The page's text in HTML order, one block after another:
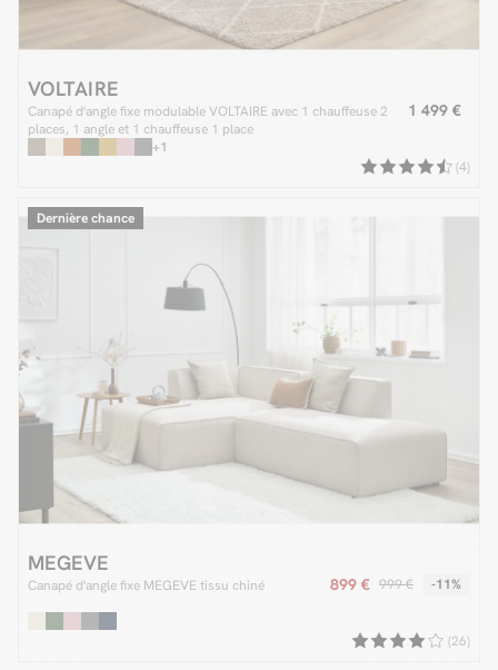
VOLTAIRE
Canapé d'angle fixe modulable VOLTAIRE avec 1 chauffeuse 2
places, 1 angle et 1 chauffeuse 1 place
1 499 €
+1
(4)
Dernière chance
MEGEVE
Canapé d'angle fixe MEGEVE tissu chiné 899 € 999 € -11%
(26)